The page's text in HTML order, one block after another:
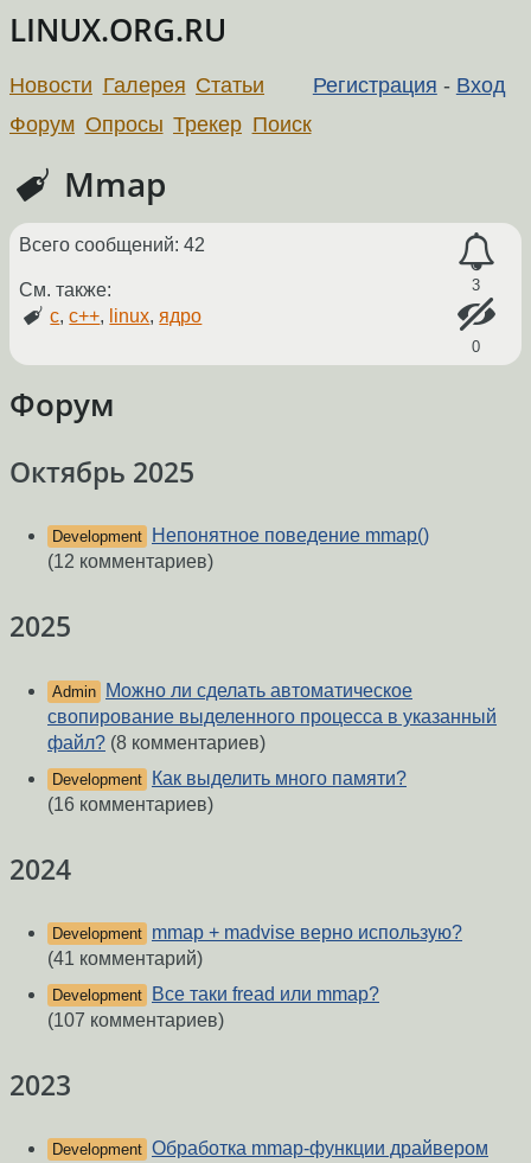
LINUX.ORG.RU
Регистрация - Вход
Новости Галерея Статьи
Форум Опросы Трекер Поиск
Mmap
3
0
Всего сообщений: 42
См. также:
c,c++, linux, ядро
Форум
Октябрь 2025
Development
Непонятное поведение mmap()
(12 комментариев)
2025
Admin
Можно ли сделать автоматическое
свопирование выделенного процесса в указанный
файл? (8 комментариев)
Development
Как выделить много памяти?
(16 комментариев)
2024
Development mmap + madvise верно использую?
(41 комментарий)
Development
Все таки fread или mmap?
(107 комментариев)
2023
Development Обработка mmap-функции драйвером